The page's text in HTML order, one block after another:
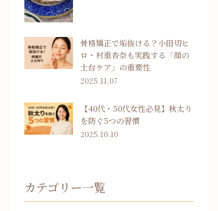
骨格矯正で垢抜ける？小田切ヒ
ロ・村重杏奈も実践する「顔の
土台ケア」の重要性
2025.11.07
【40代・50代女性必見】秋太り
を防ぐ5つの習慣
2025.10.10
カテゴリー一覧